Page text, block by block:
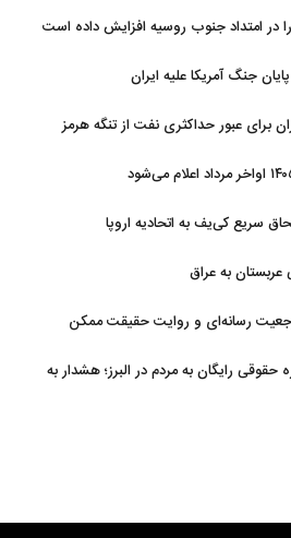
در امتداد جنوب روسیه افزایش داده است
جنگ آمریکا علیه ایران
برای عبور حداکثری نفت از تنگه هرمز
سریع کی‌یف به اتحادیه اروپا
به عراق
رسانه‌ای و روایت حقیقت ممکن
هزار مشاوره حقوقی رایگان به مردم در البرز؛ هشدار به